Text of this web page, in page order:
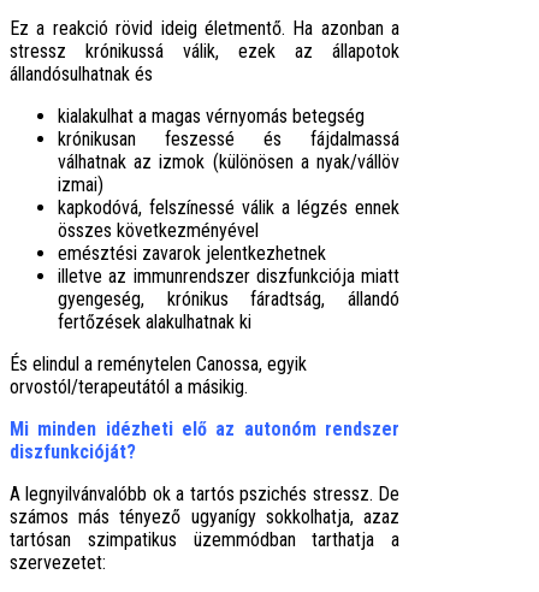
Ez a reakció rövid ideig életmentő. Ha azonban a
stressz krónikussá válik, ezek az állapotok
állandósulhatnak és
kialakulhat a magas vérnyomás betegség
krónikusan feszessé és fájdalmassá
válhatnak az izmok (különösen a nyak/vállöv
izmai)
kapkodóvá, felszínessé válik a légzés ennek
összes következményével
emésztési zavarok jelentkezhetnek
illetve az immunrendszer diszfunkciója miatt
gyengeség, krónikus fáradtság, állandó
fertőzések alakulhatnak ki
És elindul a reménytelen Canossa, egyik
orvostól/terapeutától a másikig.
Mi minden idézheti elő az autonóm rendszer
diszfunkcióját?
A legnyilvánvalóbb ok a tartós pszichés stressz. De
számos más tényező ugyanígy sokkolhatja, azaz
tartósan szimpatikus üzemmódban tarthatja a
szervezetet: